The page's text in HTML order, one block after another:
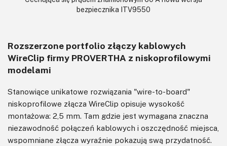
bezpiecznika ITV9550
Rozszerzone portfolio złączy kablowych
WireClip firmy PROVERTHA z niskoprofilowymi
modelami
Stanowiące unikatowe rozwiązania "wire-to-board"
niskoprofilowe złącza WireClip opisuje wysokość
montażowa: 2,5 mm. Tam gdzie jest wymagana znaczna
niezawodność połączeń kablowych i oszczędność miejsca,
wspomniane złącza wyraźnie pokazują swą przydatność.